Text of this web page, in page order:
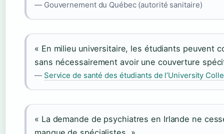
— Gouvernement du Québec (autorité sanitaire)
« En milieu universitaire, les étudiants peuvent
sans nécessairement avoir une couverture
— Service de santé des étudiants de l’University
« La demande de psychiatres en Irlande ne